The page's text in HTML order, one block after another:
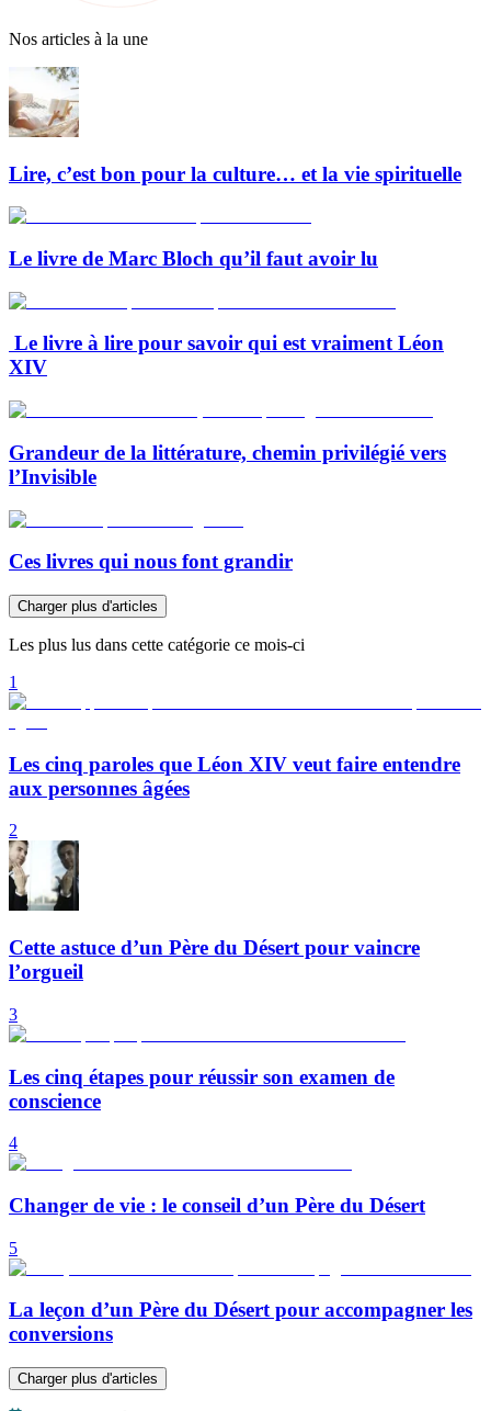
Nos articles à la une
Lire, c’est bon pour la culture… et la vie spirituelle
Le livre de Marc Bloch qu’il faut avoir lu
Le livre à lire pour savoir qui est vraiment Léon
XIV
Grandeur de la littérature, chemin privilégié vers
l’Invisible
Ces livres qui nous font grandir
Charger plus d'articles
Les plus lus dans cette catégorie ce mois-ci
1
Les cinq paroles que Léon XIV veut faire entendre
aux personnes âgées
2
Cette astuce d’un Père du Désert pour vaincre
l’orgueil
3
Les cinq étapes pour réussir son examen de
conscience
4
Changer de vie : le conseil d’un Père du Désert
5
La leçon d’un Père du Désert pour accompagner les
conversions
Charger plus d'articles